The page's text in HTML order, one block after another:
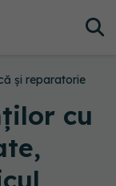
și reparatorie
cu